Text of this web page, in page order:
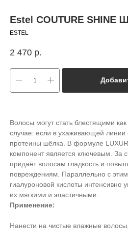
Estel COUTURE SHINE
ESTEL
2 470 р.
Волосы могут стать блестящими
случае: если в ухаживающей линии
протеины шёлка. В формуле
компонент является ключевым. За
придаёт волосам гладкость и
повреждениям. Параллельно с
гиалуроновой кислоты интенсивно
их мягкими и эластичными.
Применение:
Нанести на чистые влажные